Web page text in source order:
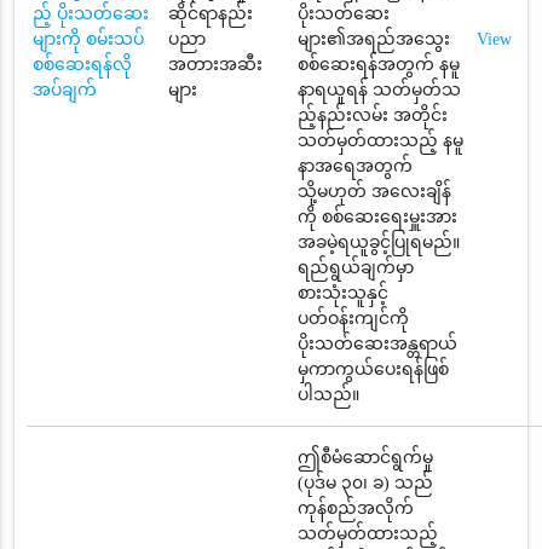
ည့် ပိုးသတ်ဆေး
များကို စမ်းသပ်
စစ်ဆေးရန်လို
အပ်ချက်
ဆိုင်ရာနည်း
ပညာ
အတားအဆီး
များ
ပိုးသတ်ဆေး
များ၏အရည်အသွေး
စစ်ဆေးရန်အတွက် နမူ
နာရယူရန် သတ်မှတ်သ
ည့်နည်းလမ်း အတိုင်း
သတ်မှတ်ထားသည့် နမူ
နာအရေအတွက်
သို့မဟုတ် အလေးချိန်
ကို စစ်ဆေးရေးမှူးအား
အခမဲ့ရယူခွင့်ပြုရမည်။
ရည်ရွယ်ချက်မှာ
စားသုံးသူနှင့်
ပတ်ဝန်းကျင်ကို
ပိုးသတ်ဆေးအန္တရာယ်
မှကာကွယ်ပေးရန်ဖြစ်
ပါသည်။
View
ဤစီမံဆောင်ရွက်မှု
(ပုဒ်မ ၃၀၊ ခ) သည်
ကုန်စည်အလိုက်
သတ်မှတ်ထားသည့်